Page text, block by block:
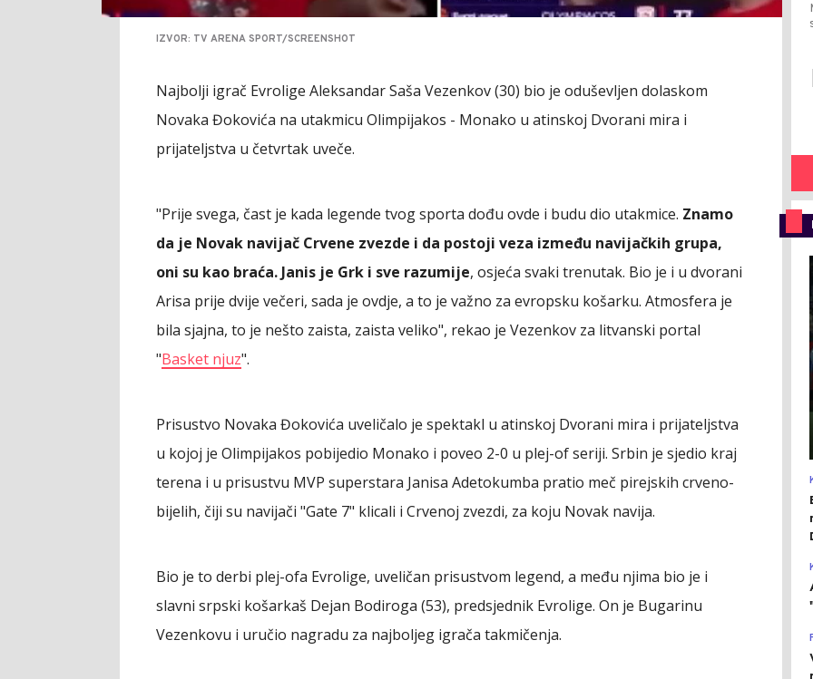
IZVOR: TV ARENA SPORT/SCREENSHOT
Najbolji igrač Evrolige Aleksandar Saša Vezenkov (30) bio je oduševljen dolaskom
Novaka Đokovića na utakmicu Olimpijakos - Monako u atinskoj Dvorani mira i
prijateljstva u četvrtak uveče.
"Prije svega, čast je kada legende tvog sporta dođu ovde i budu dio utakmice. Znamo
da je Novak navijač Crvene zvezde i da postoji veza između navijačkih grupa,
oni su kao braća. Janis je Grk i sve razumije, osjeća svaki trenutak. Bio je i u dvorani
Arisa prije dvije večeri, sada je ovdje, a to je važno za evropsku košarku. Atmosfera je
bila sjajna, to je nešto zaista, zaista veliko", rekao je Vezenkov za litvanski portal
"Basket njuz".
Prisustvo Novaka Đokovića uveličalo je spektakl u atinskoj Dvorani mira i prijateljstva
u kojoj je Olimpijakos pobijedio Monako i poveo 2-0 u plej-of seriji. Srbin je sjedio kraj
terena i u prisustvu MVP superstara Janisa Adetokumba pratio meč pirejskih crveno-
bijelih, čiji su navijači "Gate 7" klicali i Crvenoj zvezdi, za koju Novak navija.
Bio je to derbi plej-ofa Evrolige, uveličan prisustvom legend, a među njima bio je i
slavni srpski košarkaš Dejan Bodiroga (53), predsjednik Evrolige. On je Bugarinu
Vezenkovu i uručio nagradu za najboljeg igrača takmičenja.